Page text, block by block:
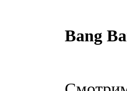
Bang